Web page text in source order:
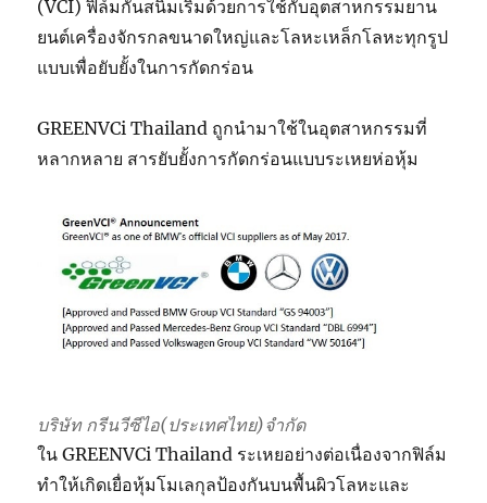
(VCI) ฟิล์มกันสนิมเริ่มด้วยการใช้กับอุตสาหกรรมยาน
ยนต์เครื่องจักรกลขนาดใหญ่และโลหะเหล็กโลหะทุกรูป
แบบเพื่อยับยั้งในการกัดกร่อน
GREENVCi Thailand ถูกนำมาใช้ในอุตสาหกรรมที่
หลากหลาย สารยับยั้งการกัดกร่อนแบบระเหยห่อหุ้ม
บริษัท กรีนวีซีไอ(ประเทศไทย)จำกัด
ใน GREENVCi Thailand ระเหยอย่างต่อเนื่องจากฟิล์ม
ทำให้เกิดเยื่อหุ้มโมเลกุลป้องกันบนพื้นผิวโลหะและ